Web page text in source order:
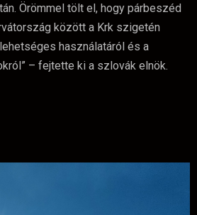
Örömmel tölt el, hogy párbeszéd
között a Krk szigetén
használatáról és a
– fejtette ki a szlovák elnök.